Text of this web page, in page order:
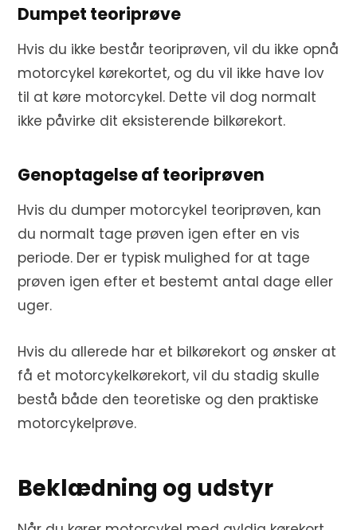
Dumpet teoriprøve
Hvis du ikke består teoriprøven, vil du ikke opnå
motorcykel kørekortet, og du vil ikke have lov
til at køre motorcykel. Dette vil dog normalt
ikke påvirke dit eksisterende bilkørekort.
Genoptagelse af teoriprøven
Hvis du dumper motorcykel teoriprøven, kan
du normalt tage prøven igen efter en vis
periode. Der er typisk mulighed for at tage
prøven igen efter et bestemt antal dage eller
uger.
Hvis du allerede har et bilkørekort og ønsker at
få et motorcykelkørekort, vil du stadig skulle
bestå både den teoretiske og den praktiske
motorcykelprøve.
Beklædning og udstyr